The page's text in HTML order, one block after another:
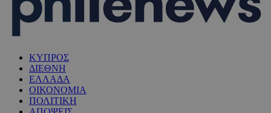
ΚΥΠΡΟΣ
ΔΙΕΘΝΗ
ΕΛΛΑΔΑ
ΟΙΚΟΝΟΜΙΑ
ΠΟΛΙΤΙΚΗ